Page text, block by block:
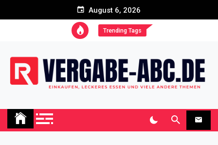
August 6, 2026
Trending Tags
Vergabe-abc.de Blog